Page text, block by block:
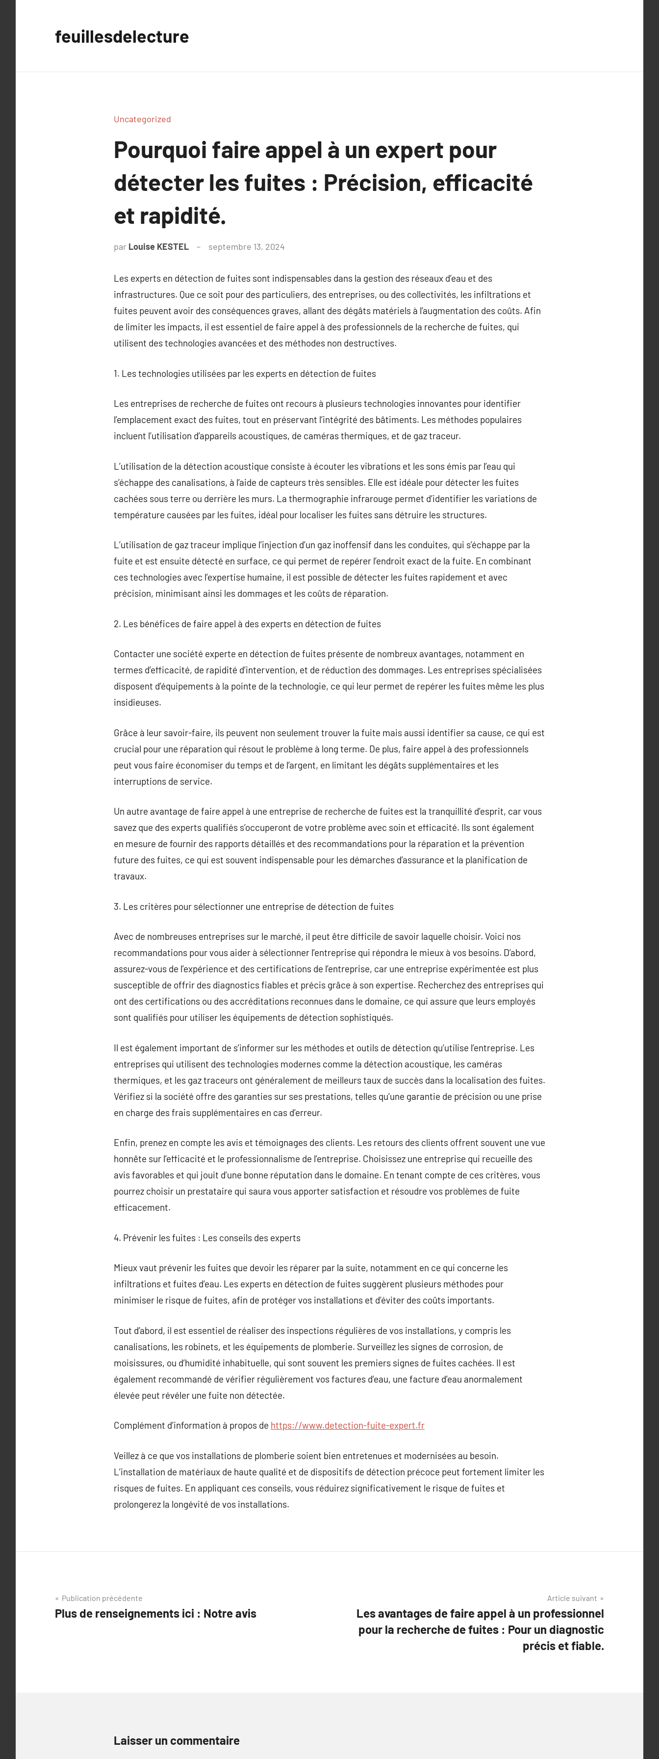
feuillesdelecture
Uncategorized
Pourquoi faire appel à un expert pour
détecter les fuites : Précision, efficacité
et rapidité.
par Louise KESTEL septembre 13, 2024
Les experts en détection de fuites sont indispensables dans la gestion des réseaux d’eau et des
infrastructures. Que ce soit pour des particuliers, des entreprises, ou des collectivités, les infiltrations et
fuites peuvent avoir des conséquences graves, allant des dégâts matériels à l’augmentation des coûts. Afin
de limiter les impacts, il est essentiel de faire appel à des professionnels de la recherche de fuites, qui
utilisent des technologies avancées et des méthodes non destructives.
1. Les technologies utilisées par les experts en détection de fuites
Les entreprises de recherche de fuites ont recours à plusieurs technologies innovantes pour identifier
l’emplacement exact des fuites, tout en préservant l’intégrité des bâtiments. Les méthodes populaires
incluent l’utilisation d’appareils acoustiques, de caméras thermiques, et de gaz traceur.
L’utilisation de la détection acoustique consiste à écouter les vibrations et les sons émis par l’eau qui
s’échappe des canalisations, à l’aide de capteurs très sensibles. Elle est idéale pour détecter les fuites
cachées sous terre ou derrière les murs. La thermographie infrarouge permet d’identifier les variations de
température causées par les fuites, idéal pour localiser les fuites sans détruire les structures.
L’utilisation de gaz traceur implique l’injection d’un gaz inoffensif dans les conduites, qui s’échappe par la
fuite et est ensuite détecté en surface, ce qui permet de repérer l’endroit exact de la fuite. En combinant
ces technologies avec l’expertise humaine, il est possible de détecter les fuites rapidement et avec
précision, minimisant ainsi les dommages et les coûts de réparation.
2. Les bénéfices de faire appel à des experts en détection de fuites
Contacter une société experte en détection de fuites présente de nombreux avantages, notamment en
termes d’efficacité, de rapidité d’intervention, et de réduction des dommages. Les entreprises spécialisées
disposent d’équipements à la pointe de la technologie, ce qui leur permet de repérer les fuites même les plus
insidieuses.
Grâce à leur savoir-faire, ils peuvent non seulement trouver la fuite mais aussi identifier sa cause, ce qui est
crucial pour une réparation qui résout le problème à long terme. De plus, faire appel à des professionnels
peut vous faire économiser du temps et de l’argent, en limitant les dégâts supplémentaires et les
interruptions de service.
Un autre avantage de faire appel à une entreprise de recherche de fuites est la tranquillité d’esprit, car vous
savez que des experts qualifiés s’occuperont de votre problème avec soin et efficacité. Ils sont également
en mesure de fournir des rapports détaillés et des recommandations pour la réparation et la prévention
future des fuites, ce qui est souvent indispensable pour les démarches d’assurance et la planification de
travaux.
3. Les critères pour sélectionner une entreprise de détection de fuites
Avec de nombreuses entreprises sur le marché, il peut être difficile de savoir laquelle choisir. Voici nos
recommandations pour vous aider à sélectionner l’entreprise qui répondra le mieux à vos besoins. D’abord,
assurez-vous de l’expérience et des certifications de l’entreprise, car une entreprise expérimentée est plus
susceptible de offrir des diagnostics fiables et précis grâce à son expertise. Recherchez des entreprises qui
ont des certifications ou des accréditations reconnues dans le domaine, ce qui assure que leurs employés
sont qualifiés pour utiliser les équipements de détection sophistiqués.
Il est également important de s’informer sur les méthodes et outils de détection qu’utilise l’entreprise. Les
entreprises qui utilisent des technologies modernes comme la détection acoustique, les caméras
thermiques, et les gaz traceurs ont généralement de meilleurs taux de succès dans la localisation des fuites.
Vérifiez si la société offre des garanties sur ses prestations, telles qu’une garantie de précision ou une prise
en charge des frais supplémentaires en cas d’erreur.
Enfin, prenez en compte les avis et témoignages des clients. Les retours des clients offrent souvent une vue
honnête sur l’efficacité et le professionnalisme de l’entreprise. Choisissez une entreprise qui recueille des
avis favorables et qui jouit d’une bonne réputation dans le domaine. En tenant compte de ces critères, vous
pourrez choisir un prestataire qui saura vous apporter satisfaction et résoudre vos problèmes de fuite
efficacement.
4. Prévenir les fuites : Les conseils des experts
Mieux vaut prévenir les fuites que devoir les réparer par la suite, notamment en ce qui concerne les
infiltrations et fuites d’eau. Les experts en détection de fuites suggèrent plusieurs méthodes pour
minimiser le risque de fuites, afin de protéger vos installations et d’éviter des coûts importants.
Tout d’abord, il est essentiel de réaliser des inspections régulières de vos installations, y compris les
canalisations, les robinets, et les équipements de plomberie. Surveillez les signes de corrosion, de
moisissures, ou d’humidité inhabituelle, qui sont souvent les premiers signes de fuites cachées. Il est
également recommandé de vérifier régulièrement vos factures d’eau, une facture d’eau anormalement
élevée peut révéler une fuite non détectée.
Complément d’information à propos de https://www.detection-fuite-expert.fr
Veillez à ce que vos installations de plomberie soient bien entretenues et modernisées au besoin.
L’installation de matériaux de haute qualité et de dispositifs de détection précoce peut fortement limiter les
risques de fuites. En appliquant ces conseils, vous réduirez significativement le risque de fuites et
prolongerez la longévité de vos installations.
Navigation
de
Publication précédente
Plus de renseignements ici : Notre avis
Article suivant
Les avantages de faire appel à un professionnel
pour la recherche de fuites : Pour un diagnostic
précis et fiable.
Laisser un commentaire